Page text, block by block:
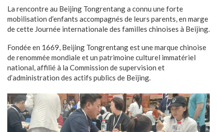
La rencontre au Beijing Tongrentang a connu une forte
mobilisation d’enfants accompagnés de leurs parents, en marge
de cette Journée internationale des familles chinoises à Beijing.
Fondée en 1669, Beijing Tongrentang est une marque chinoise
de renommée mondiale et un patrimoine culturel immatériel
national, affilié à la Commission de supervision et
d’administration des actifs publics de Beijing.